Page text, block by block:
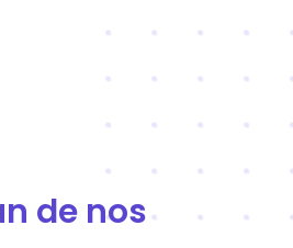
de nos